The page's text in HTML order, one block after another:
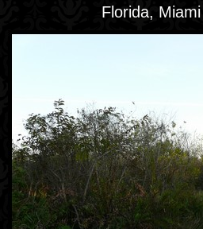
Florida,